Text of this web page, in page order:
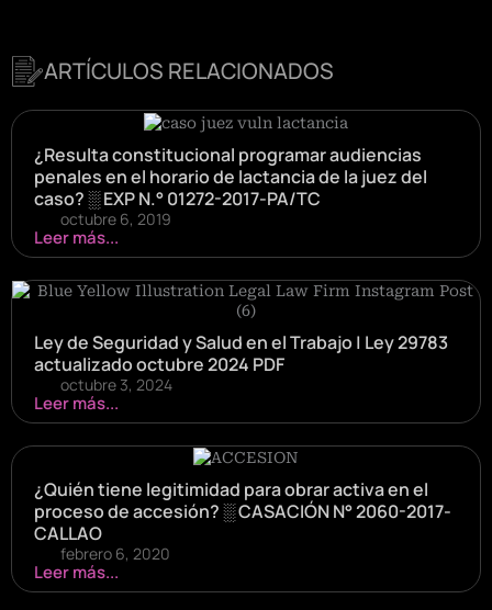
ARTÍCULOS RELACIONADOS
¿Resulta constitucional programar audiencias
penales en el horario de lactancia de la juez del
caso? ░ EXP N.° 01272-2017-PA/TC
octubre 6, 2019
Leer más...
Ley de Seguridad y Salud en el Trabajo | Ley 29783
actualizado octubre 2024 PDF
octubre 3, 2024
Leer más...
¿Quién tiene legitimidad para obrar activa en el
proceso de accesión? ░ CASACIÓN N° 2060-2017-
CALLAO
febrero 6, 2020
Leer más...